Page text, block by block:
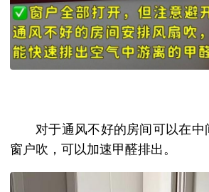
对于通风不好的房间可以在
窗户吹，可以加速甲醛排出。